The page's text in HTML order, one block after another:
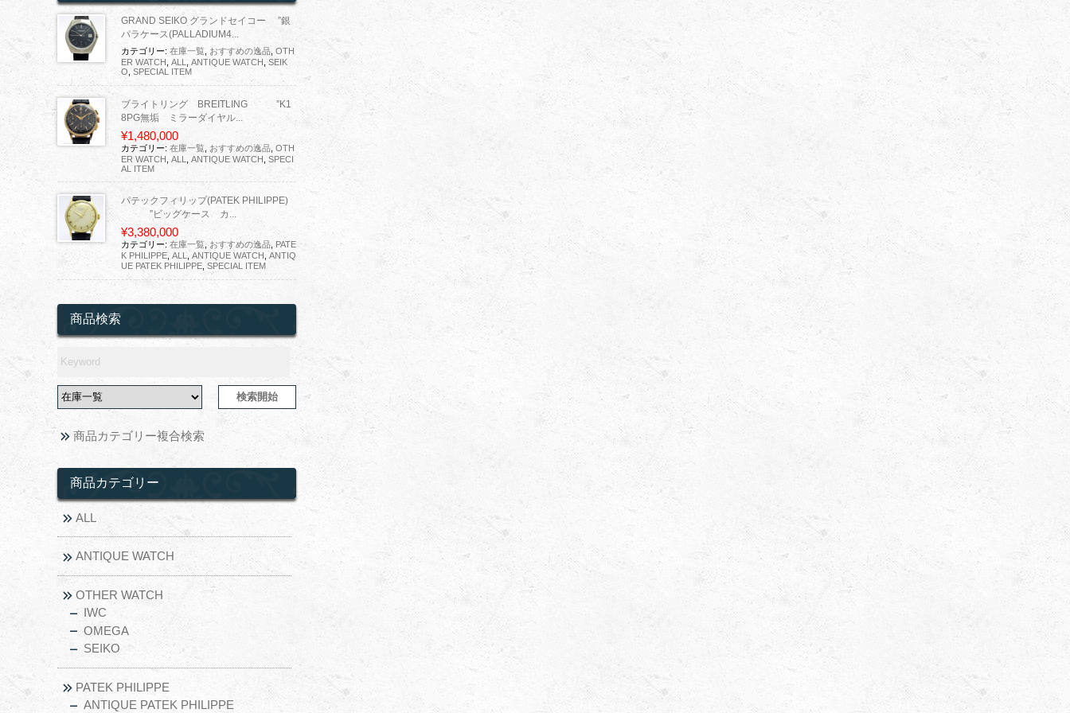
GRAND SEIKO グランドセイコー ”銀
パラケース(PALLADIUM4...
カテゴリー: 在庫一覧 おすすめの逸品, OTH
ER WATCH, ALL ANTIQUE WATCH ,SEIK
O SPECIAL ITEM
ブライトリング BREITLING ”K1
8PG無垢 ミラーダイヤル...
¥1,480,000
カテゴリー: 在庫一覧 おすすめの逸品 OTH
ER WATCH ALL ANTIQUE WATCH SPECI
AL ITEM
パテックフィリップ(PATEK PHILIPPE)
”ビッグケース カ...
¥3,380,000
カテゴリー: 在庫一覧 おすすめの逸品
PATE
K PHILIPPE ALL ,ANTIQUE WATCH
ANTIQ
UE PATEK PHILIPPE SPECIAL ITEM
商品検索
商品カテゴリー複合検索
商品カテゴリー
ALL
ANTIQUE WATCH
OTHER WATCH
IWC
OMEGA
SEIKO
PATEK PHILIPPE
ANTIQUE PATEK PHILIPPE